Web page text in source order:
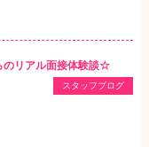
のリアル面接体験談☆
スタッフブログ